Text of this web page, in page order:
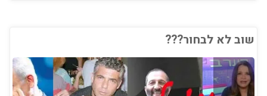
גירסת
2013"
שוב לא לבחור???